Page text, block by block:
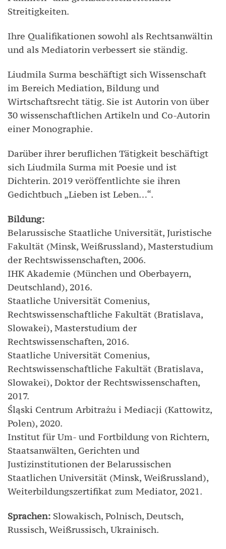
Streitigkeiten.
Ihre Qualifikationen sowohl als Rechtsanwältin
und als Mediatorin verbessert sie ständig.
Liudmila Surma beschäftigt sich Wissenschaft
im Bereich Mediation, Bildung und
Wirtschaftsrecht tätig. Sie ist Autorin von über
30 wissenschaftlichen Artikeln und Co-Autorin
einer Monographie.
Darüber ihrer beruflichen Tätigkeit beschäftigt
sich Liudmila Surma mit Poesie und ist
Dichterin. 2019 veröffentlichte sie ihren
Gedichtbuch „Lieben ist Leben…“.
Bildung:
Belarussische Staatliche Universität, Juristische
Fakultät (Minsk, Weißrussland), Masterstudium
der Rechtswissenschaften, 2006.
IHK Akademie (München und Oberbayern,
Deutschland), 2016.
Staatliche Universität Comenius,
Rechtswissenschaftliche Fakultät (Bratislava,
Slowakei), Masterstudium der
Rechtswissenschaften, 2016.
Staatliche Universität Comenius,
Rechtswissenschaftliche Fakultät (Bratislava,
Slowakei), Doktor der Rechtswissenschaften,
2017.
Śląski Centrum Arbitrażu i Mediacji (Kattowitz,
Polen), 2020.
Institut für Um- und Fortbildung von Richtern,
Staatsanwälten, Gerichten und
Justizinstitutionen der Belarussischen
Staatlichen Universität (Minsk, Weißrussland),
Weiterbildungszertifikat zum Mediator, 2021.
Sprachen: Slowakisch, Polnisch, Deutsch,
Russisch, Weißrussisch, Ukrainisch.